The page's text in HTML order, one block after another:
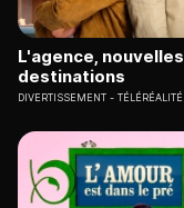
L'agence, nouvelles
destinations
DIVERTISSEMENT TÉLÉRÉALITÉ